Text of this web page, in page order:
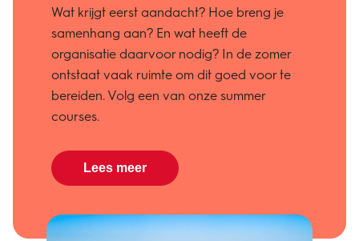
Wat krijgt eerst aandacht? Hoe breng je
samenhang aan? En wat heeft de
organisatie daarvoor nodig? In de zomer
ontstaat vaak ruimte om dit goed voor te
bereiden. Volg een van onze summer
courses.
Lees meer